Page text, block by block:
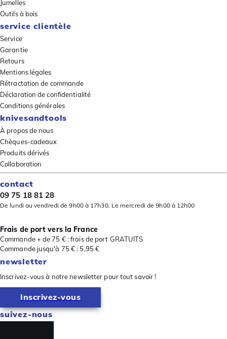
Jumelles
Outils à bois
service clientèle
Service
Garantie
Retours
Mentions légales
Rétractation de commande
Déclaration de confidentialité
Conditions générales
knivesandtools
À propos de nous
Chèques-cadeaux
Produits dérivés
Collaboration
contact
09 75 18 81 28
De lundi au vendredi de 9h00 à 17h30. Le mercredi de 9h00 à 12h00
Frais de port vers la France
Commande + de 75 € : frais de port GRATUITS
Commande jusqu'à 75 € : 5,95 €
newsletter
Inscrivez-vous à notre newsletter pour tout savoir !
Inscrivez-vous
suivez-nous